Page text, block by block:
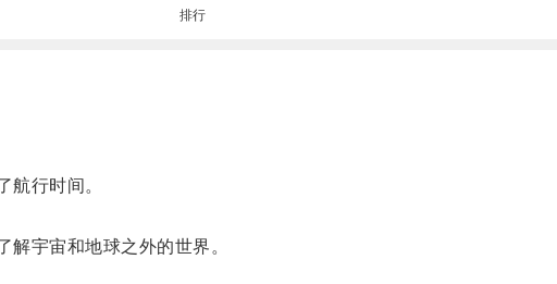
排行
行时间。
宇宙和地球之外的世界。